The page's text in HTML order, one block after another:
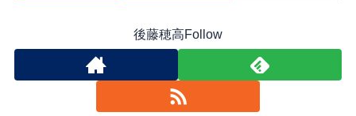
後藤穂高Follow